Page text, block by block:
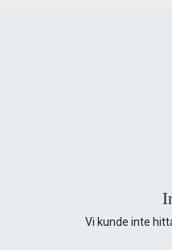
Vi kunde inte